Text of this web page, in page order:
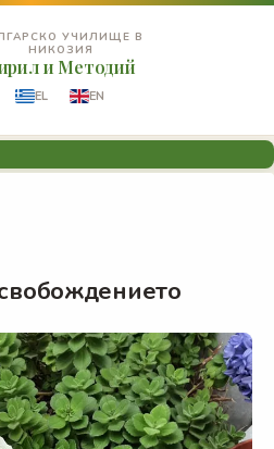
УЧИЛИЩЕ В
НИКОЗИЯ
и Методий
EL EN